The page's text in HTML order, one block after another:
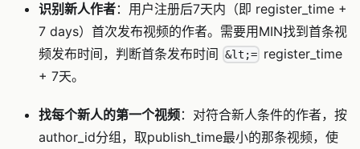
识别新人作者：用户注册后7天内（即 register_time +
7 days）首次发布视频的作者。需要用MIN找到首条视
频发布时间，判断首条发布时间
&lt;= register_time
+ 7天。
找每个新人的第一个视频：对符合新人条件的作者，按
author_id分组，取publish_time最小的那条视频，使